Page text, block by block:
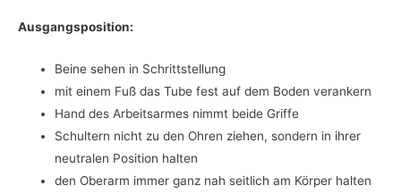
Ausgangsposition:
Beine sehen in Schrittstellung
mit einem Fuß das Tube fest auf dem Boden verankern
Hand des Arbeitsarmes nimmt beide Griffe
Schultern nicht zu den Ohren ziehen, sondern in ihrer
neutralen Position halten
den Oberarm immer ganz nah seitlich am Körper halten